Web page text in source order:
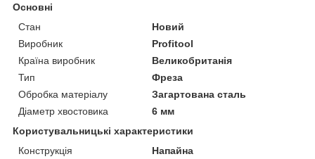
Основні
Стан
Новий
Виробник
Profitool
Країна виробник
Великобританія
Тип
Фреза
Обробка матеріалу
Загартована сталь
Діаметр хвостовика
6 мм
Користувальницькі характеристики
Конструкція
Напайна